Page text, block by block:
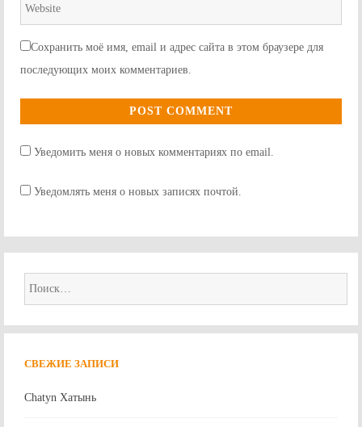
Website
*
Сохранить моё имя, email и адрес сайта в этом браузере для
последующих моих комментариев.
Уведомить меня о новых комментариях по email.
Уведомлять меня о новых записях почтой.
Найти:
СВЕЖИЕ ЗАПИСИ
Chatyn Хатынь